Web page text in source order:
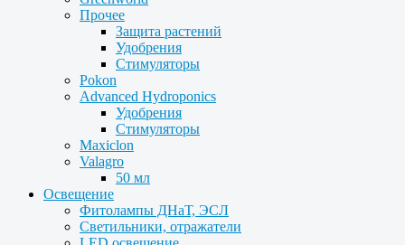
Прочее
Защита растений
Удобрения
Стимуляторы
Pokon
Advanced Hydroponics
Удобрения
Стимуляторы
Maxiclon
Valagro
50 мл
Освещение
Фитолампы ДНаТ, ЭСЛ
Светильники, отражатели